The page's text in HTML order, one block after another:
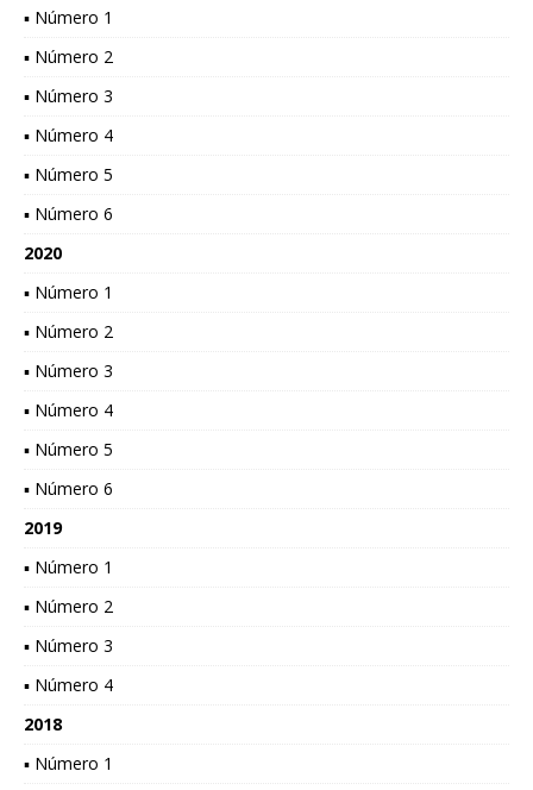
▪ Número 1
▪ Número 2
▪ Número 3
▪ Número 4
▪ Número 5
▪ Número 6
2020
▪ Número 1
▪ Número 2
▪ Número 3
▪ Número 4
▪ Número 5
▪ Número 6
2019
▪ Número 1
▪ Número 2
▪ Número 3
▪ Número 4
2018
▪ Número 1